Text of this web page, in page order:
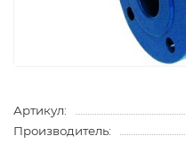
Артикул:
Производитель: